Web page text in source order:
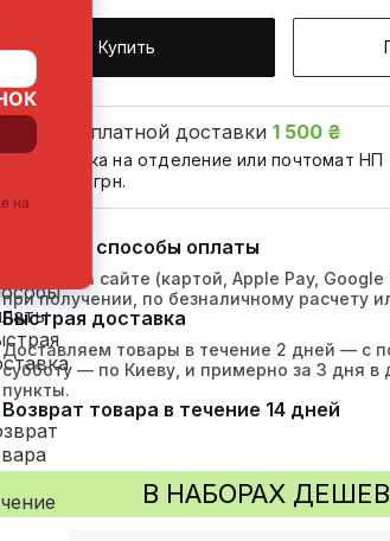
Купить
До бесплатной доставки1 500 ₴
Доставка на отделение или почтомат НП
от 1500 грн.
Удобные способы оплаты
Онлайн на сайте (картой, Apple Pay, Google
при получении, по безналичному расчету
Быстрая доставка
Доставляем товары в течение 2 дней — с
субботу — по Киеву, и примерно за 3 дня в
пункты.
Возврат товара в течение 14 дней
В НАБОРАХ